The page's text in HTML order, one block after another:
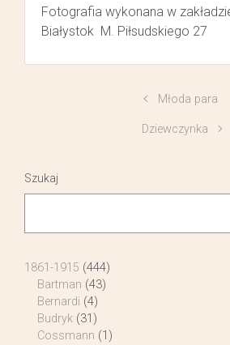
Fotografia wykonana w
Białystok M. Piłsudskiego 27
Młoda para
Dziewczynka
Szukaj
1861-1915 (444)
Bartman (43)
Bernardi (4)
Budryk (31)
Cossmann (1)